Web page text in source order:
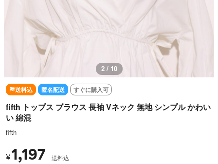
3 / 10
送料込 匿名配送 すぐに購入可
fifth トップス ブラウス 長袖 Vネック 無地 シンプル かわい
い 綿混
fifth
¥1,197 送料込